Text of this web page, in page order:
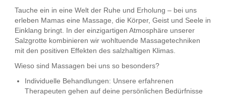
Tauche ein in eine Welt der Ruhe und Erholung – bei uns
erleben Mamas eine Massage, die Körper, Geist und Seele in
Einklang bringt. In der einzigartigen Atmosphäre unserer
Salzgrotte kombinieren wir wohltuende Massagetechniken
mit den positiven Effekten des salzhaltigen Klimas.
Wieso sind Massagen bei uns so besonders?
Individuelle Behandlungen: Unsere erfahrenen
Therapeuten gehen auf deine persönlichen Bedürfnisse